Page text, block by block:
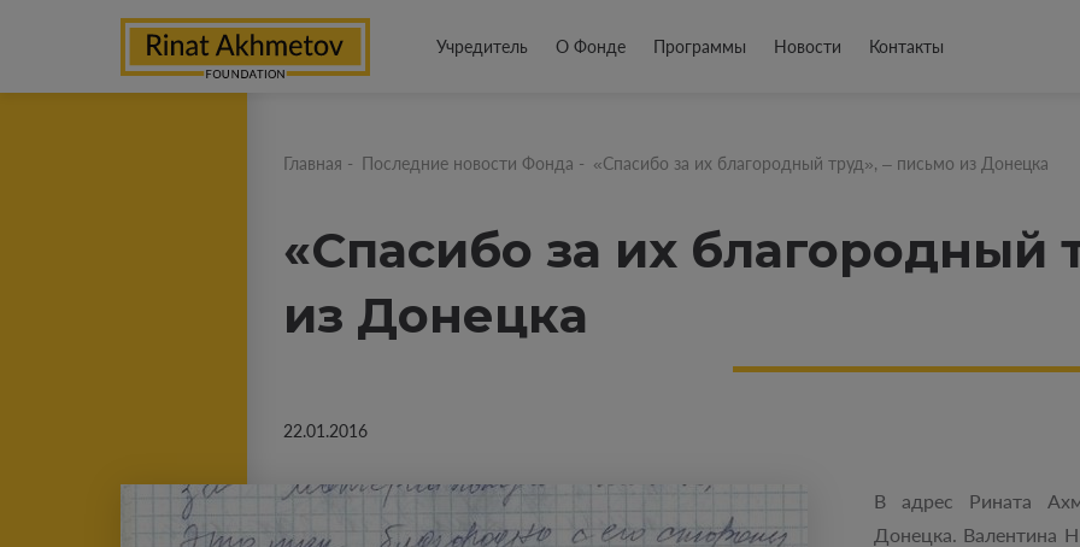
Учредитель О Фонде Программы Новости Контакты
Главная - Последние новости Фонда - «Спасибо за их благородный труд», ‒ письмо из Донецка
«Спасибо за их благородный
из Донецка
22.01.2016
В адрес Рината
Донецка. Валентина